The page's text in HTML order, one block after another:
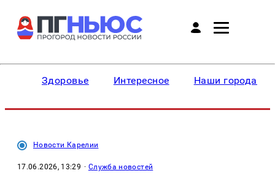
Здоровье Интересное Наши города
Новости Карелии
17.06.2026, 13:29 · Служба новостей